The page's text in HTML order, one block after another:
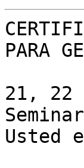
PARA
21, 22
Usted